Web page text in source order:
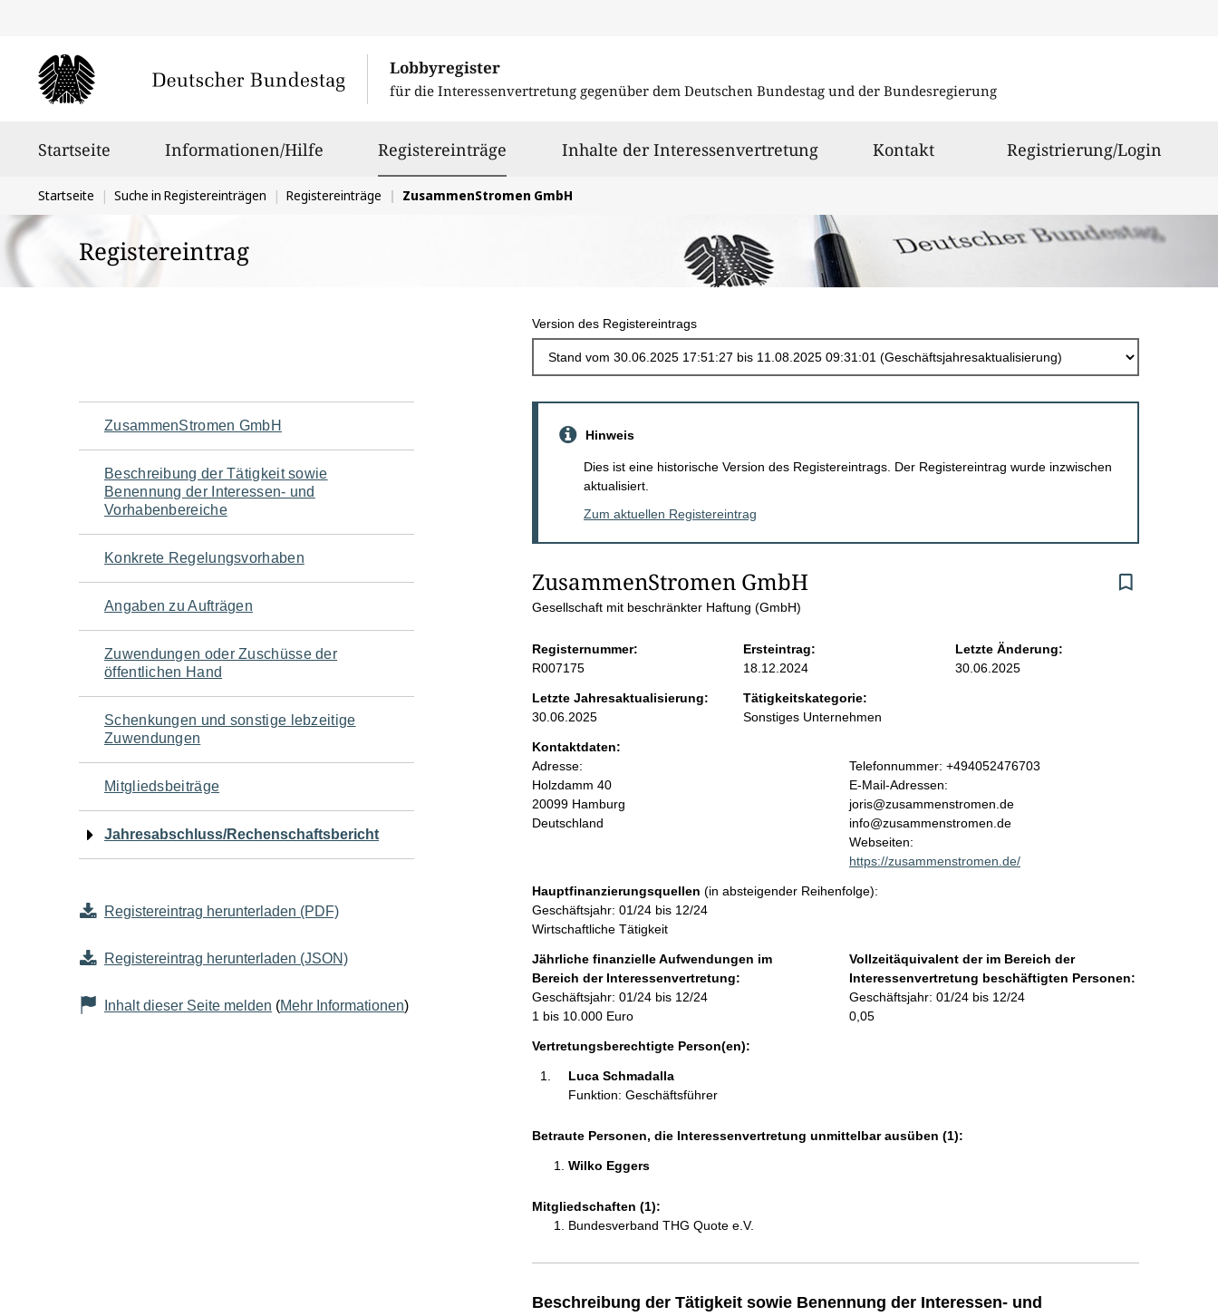
Lobbyregister
für die Interessenvertretung gegenüber dem Deutschen Bundestag und der Bundesregierung
Startseite Informationen/Hilfe Registereinträge ausgewähltInhalte der Interessenvertretung Kontakt Registrierung/Login
Sie
befinden
sich
hier:
Startseite Suche in Registereinträgen Registereinträge ZusammenStromen GmbH
Registereintrag
Version des Registereintrags
Navigation
für
den
Seiteninhalt
ZusammenStromen GmbH
Beschreibung der Tätigkeit sowie
Benennung der Interessen- und
Vorhabenbereiche
Konkrete Regelungsvorhaben
Angaben zu Aufträgen
Zuwendungen oder Zuschüsse der
öffentlichen Hand
Schenkungen und sonstige lebzeitige
Zuwendungen
Mitgliedsbeiträge
Jahresabschluss/Rechenschaftsbericht
Registereintrag herunterladen (PDF)
Registereintrag herunterladen (JSON)
Inhalt dieser Seite melden (Mehr Informationen)
e
n
i
n
h
a
l
t
Hinweis
Dies ist eine historische Version des Registereintrags. Der Registereintrag wurde inzwischen
aktualisiert.
Zum aktuellen Registereintrag
ZusammenStromen GmbH
Gesellschaft mit beschränkter Haftung (GmbH)
Registernummer:
R007175
Ersteintrag:
18.12.2024
Letzte Änderung:
30.06.2025
Letzte Jahresaktualisierung:
30.06.2025
Tätigkeitskategorie:
Sonstiges Unternehmen
Kontaktdaten:
Adresse:
Holzdamm 40
20099 Hamburg
Deutschland
K
o
n
t
a
k
i
o
r
m
a
Telefonnummer: +494052476703
E-Mail-Adressen:
joris@zusammenstromen.de
info@zusammenstromen.de
Webseiten:
https://zusammenstromen.de/
Hauptfinanzierungsquellen (in absteigender Reihenfolge):
Geschäftsjahr: 01/24 bis 12/24
Wirtschaftliche Tätigkeit
Jährliche finanzielle Aufwendungen im
Bereich der Interessenvertretung:
Geschäftsjahr: 01/24 bis 12/24
1 bis 10.000 Euro
Vollzeitäquivalent der im Bereich der
Interessenvertretung beschäftigten Personen:
Geschäftsjahr: 01/24 bis 12/24
0,05
Vertretungsberechtigte Person(en):
Luca Schmadalla
Funktion: Geschäftsführer
Betraute Personen, die Interessenvertretung unmittelbar ausüben (1):
Wilko Eggers
Mitgliedschaften (1):
Bundesverband THG Quote e.V.
Beschreibung der Tätigkeit sowie Benennung der Interessen- und